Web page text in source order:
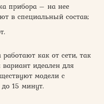
прибора – на нее
в специальный состав;
как от сети, так
идеален для
модели с
15 минут.